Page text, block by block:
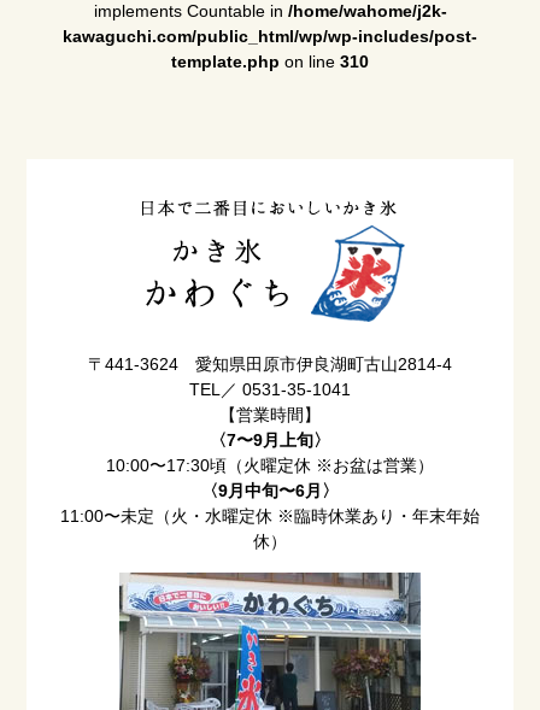
implements Countable in /home/wahome/j2k-
kawaguchi.com/public_html/wp/wp-includes/post-
template.php on line 310
〒441-3624 愛知県田原市伊良湖町古山2814-4
TEL／ 0531-35-1041
【営業時間】
〈7〜9月上旬〉
10:00〜17:30頃（火曜定休 ※お盆は営業）
〈9月中旬〜6月〉
11:00〜未定（火・水曜定休 ※臨時休業あり・年末年始
休）